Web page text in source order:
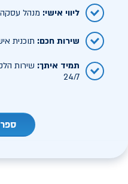
ליווי אישי: מנהל
שירות חכם: תוכנית
תמיד איתך: שירות
24/7